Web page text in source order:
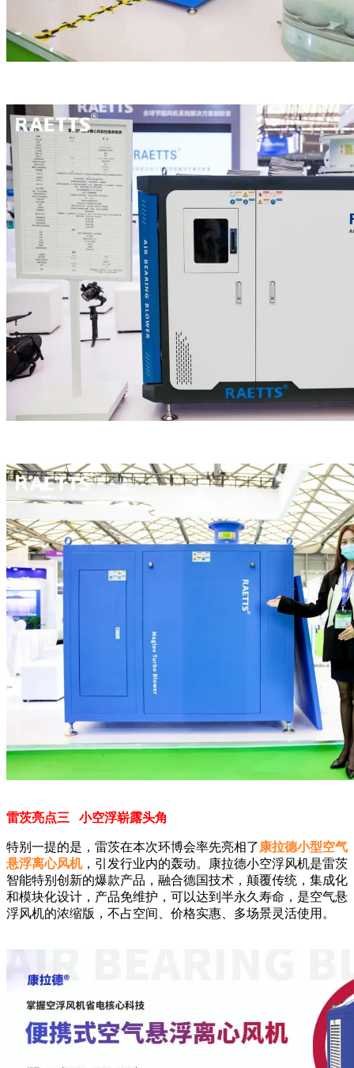
雷茨亮点三 小空浮崭露头角
特别一提的是，雷茨在本次环博会率先亮相了 康拉德小型空气
悬浮离心风机，引发行业内的轰动。康拉德小空浮风机是雷茨
智能特别创新的爆款产品，融合德国技术，颠覆传统，集成化
和模块化设计，产品免维护，可以达到半永久寿命，是空气悬
浮风机的浓缩版，不占空间、价格实惠、多场景灵活使用。